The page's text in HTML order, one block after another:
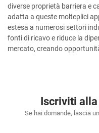
diverse proprietà barriera e
adatta a queste molteplici
estesa a numerosi settori
fonti di ricavo e riduce la
mercato, creando
Iscriviti
Se hai domande, lascia